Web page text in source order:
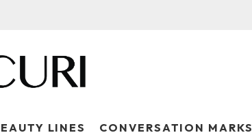
LINES CONVERSATION MARKS